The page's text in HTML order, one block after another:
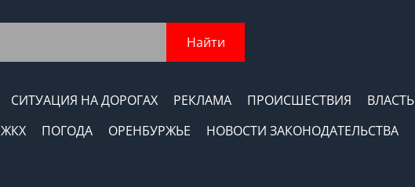
Найти
СИТУАЦИЯ НА ДОРОГАХ РЕКЛАМА ПРОИСШЕСТВИЯ
ВЛАСТЬ
ЖКХ ПОГОДА ОРЕНБУРЖЬЕ
НОВОСТИ ЗАКОНОДАТЕЛЬСТВА